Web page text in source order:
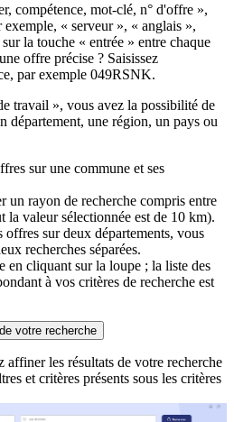
compétence, mot-clé, n° d'offre »,
« serveur », « anglais »,
la touche « entrée » entre chaque
offre précise ? Saisissez
par exemple 049RSNK.
travail », vous avez la possibilité de
département, une région, un pays ou
sur une commune et ses
un rayon de recherche compris entre
la valeur sélectionnée est de 10 km).
offres sur deux départements, vous
recherches séparées.
en cliquant sur la loupe ; la liste des
à vos critères de recherche est
votre recherche
affiner les résultats de votre recherche
et critères présents sous les critères